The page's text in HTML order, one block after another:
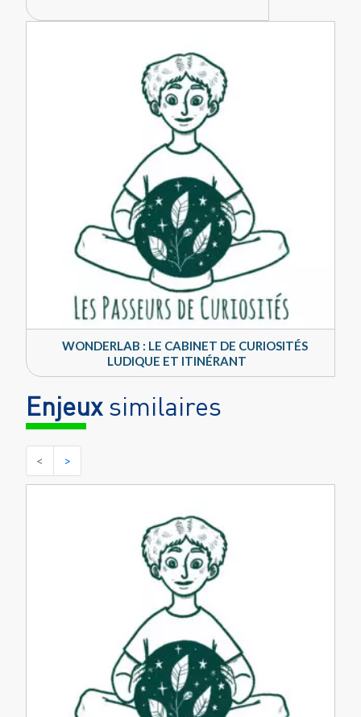
WONDERLAB : LE CABINET DE CURIOSITÉS
LUDIQUE ET ITINÉRANT
Enjeuxsimilaires
< >